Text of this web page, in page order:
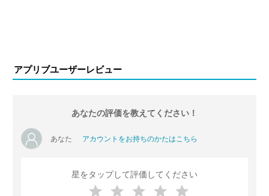
アプリブユーザーレビュー
あなたの評価を教えてください！
あなた アカウントをお持ちのかたはこちら
星をタップして評価してください